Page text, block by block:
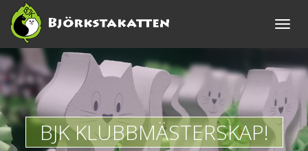
Toggle
BJK KLUBBMÄSTERSKAP!